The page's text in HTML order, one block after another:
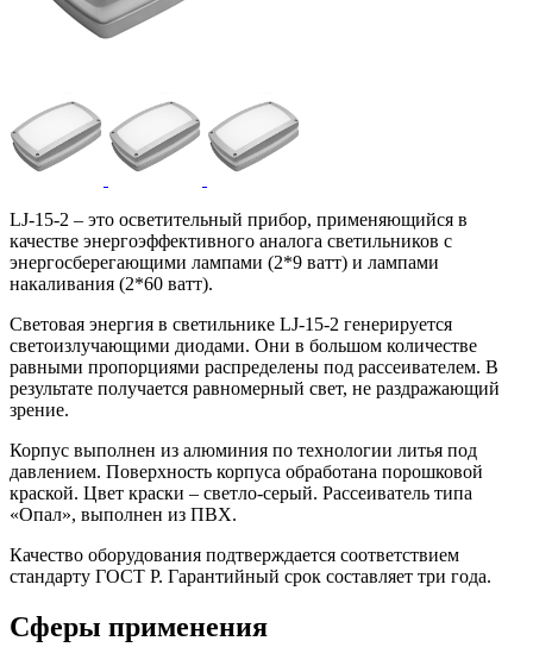
LJ-15-2 – это осветительный прибор, применяющийся в
качестве энергоэффективного аналога светильников с
энергосберегающими лампами (2*9 ватт) и лампами
накаливания (2*60 ватт).
Световая энергия в светильнике LJ-15-2 генерируется
светоизлучающими диодами. Они в большом количестве
равными пропорциями распределены под рассеивателем. В
результате получается равномерный свет, не раздражающий
зрение.
Корпус выполнен из алюминия по технологии литья под
давлением. Поверхность корпуса обработана порошковой
краской. Цвет краски – светло-серый. Рассеиватель типа
«Опал», выполнен из ПВХ.
Качество оборудования подтверждается соответствием
стандарту ГОСТ Р. Гарантийный срок составляет три года.
Сферы применения